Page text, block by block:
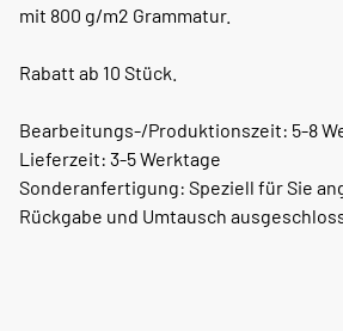
mit 800 g/m2 Grammatur.
Rabatt ab 10 Stück.
Bearbeitungs-/Produktionszeit: 5-8
Lieferzeit: 3-5 Werktage
Sonderanfertigung: Speziell für Sie
Rückgabe und Umtausch